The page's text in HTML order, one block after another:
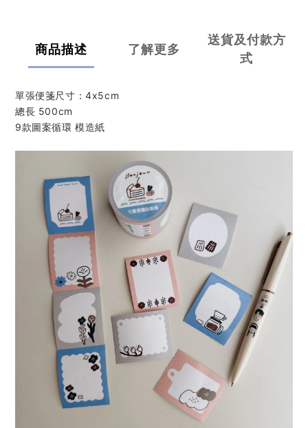
商品描述 了解更多
送貨及付款方
式
單張便箋尺寸：4x5cm
總長 500cm
9款圖案循環 模造紙